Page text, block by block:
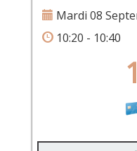
Mardi 08
10:20 - 10:40